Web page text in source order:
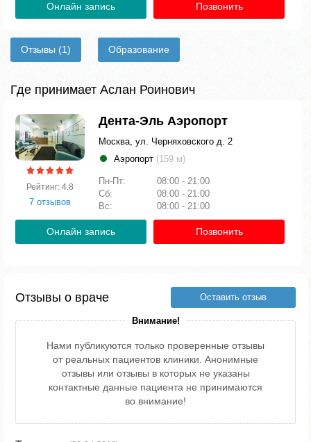
Онлайн запись Позвонить
Отзывы (1) Образование
Где принимает Аслан Роинович
Рейтинг: 4.8
7 отзывов
Дента-Эль Аэропорт
Москва, ул. Черняховского д. 2
Аэропорт (159 м)
Пн-Пт:
08:00 - 21:00
Сб:
08:00 - 21:00
Вс:
08:00 - 21:00
Онлайн запись Позвонить
Отзывы о враче Оставить отзыв
Внимание!
Нами публикуются только проверенные отзывы
от реальных пациентов клиники. Анонимные
отзывы или отзывы в которых не указаны
контактные данные пациента не принимаются
во внимание!